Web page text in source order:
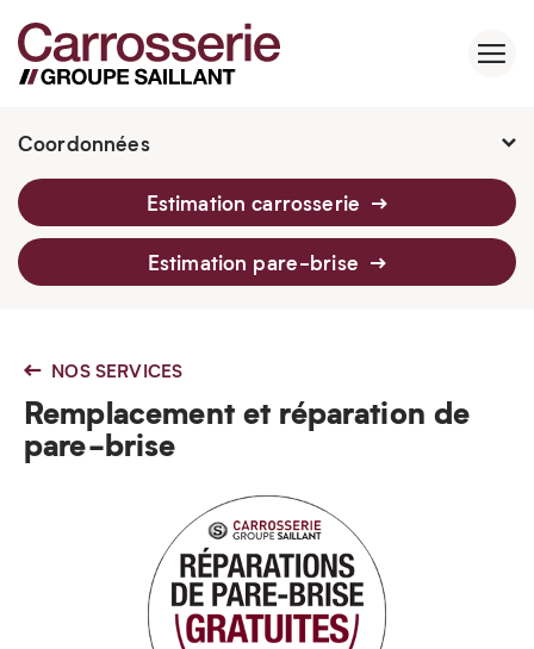
Coordonnées
2760 Av. Watt, Québec, G1P 3T6
418 659-6430
Estimation carrosserie
Estimation pare-brise
NOS SERVICES
Remplacement et réparation de
pare-brise